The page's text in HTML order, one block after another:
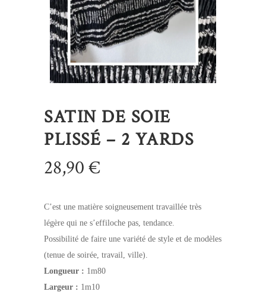
SATIN DE SOIE
PLISSÉ – 2 YARDS
28,90€
C’est une matière soigneusement travaillée très
légère qui ne s’effiloche pas, tendance.
Possibilité de faire une variété de style et de modèles
(tenue de soirée, travail, ville).
Longueur : 1m80
Largeur : 1m10